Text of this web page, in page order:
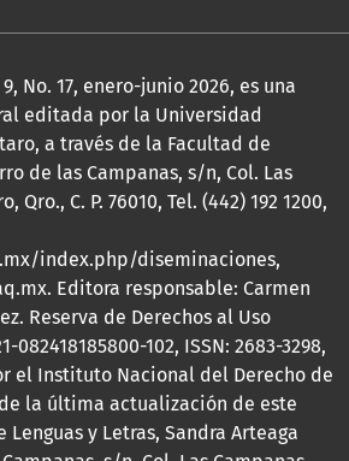
No. 17, enero-junio 2026, es una
editada por la Universidad
a través de la Facultad de
de las Campanas, s/n, Col. Las
Qro., C. P. 76010, Tel. (442) 192 1200,
index.php/diseminaciones,
Editora responsable: Carmen
Reserva de Derechos al Uso
082418185800-102, ISSN: 2683-3298,
el Instituto Nacional del Derecho de
la última actualización de este
Lenguas y Letras, Sandra Arteaga